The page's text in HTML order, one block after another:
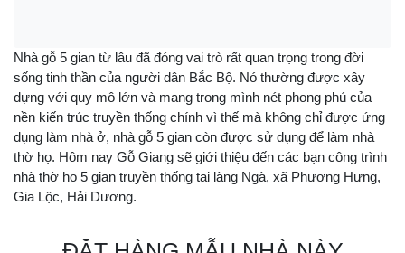
Nhà gỗ 5 gian từ lâu đã đóng vai trò rất quan trọng trong đời
sống tinh thần của người dân Bắc Bộ. Nó thường được xây
dựng với quy mô lớn và mang trong mình nét phong phú của
nền kiến trúc truyền thống chính vì thế mà không chỉ được ứng
dụng làm nhà ở, nhà gỗ 5 gian còn được sử dụng để làm nhà
thờ họ. Hôm nay Gỗ Giang sẽ giới thiệu đến các bạn công trình
nhà thờ họ 5 gian truyền thống tại làng Ngà, xã Phương Hưng,
Gia Lộc, Hải Dương.